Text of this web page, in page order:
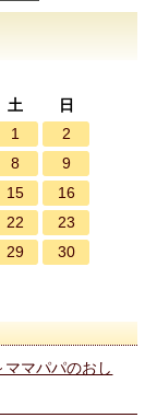
土
日
1
2
8
9
15
16
22
23
29
30
ママパパのおし